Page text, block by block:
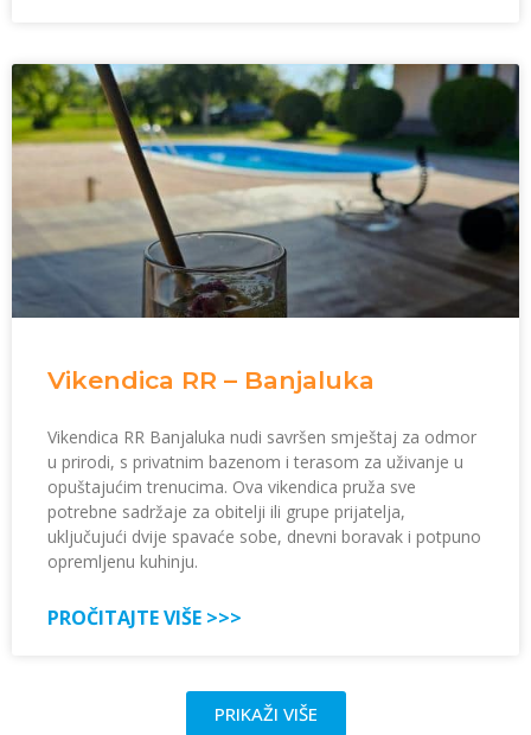
Vikendica RR – Banjaluka
Vikendica RR Banjaluka nudi savršen smještaj za odmor
u prirodi, s privatnim bazenom i terasom za uživanje u
opuštajućim trenucima. Ova vikendica pruža sve
potrebne sadržaje za obitelji ili grupe prijatelja,
uključujući dvije spavaće sobe, dnevni boravak i potpuno
opremljenu kuhinju.
PROČITAJTE VIŠE >>>
PRIKAŽI VIŠE